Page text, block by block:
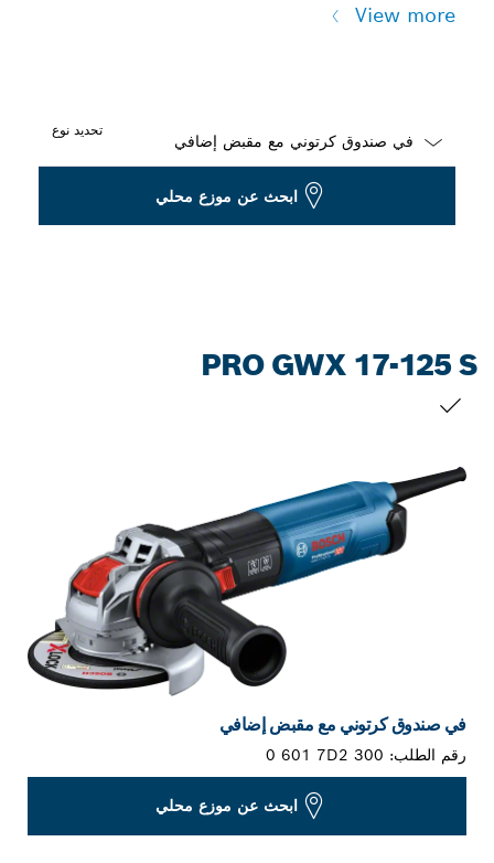
View more
تحديد نوع
ابحث عن موزع محلي
PRO GWX 17-125 S
في صندوق كرتوني مع مقبض إضافي
رقم الطلب:0 601 7D2 300
ابحث عن موزع محلي